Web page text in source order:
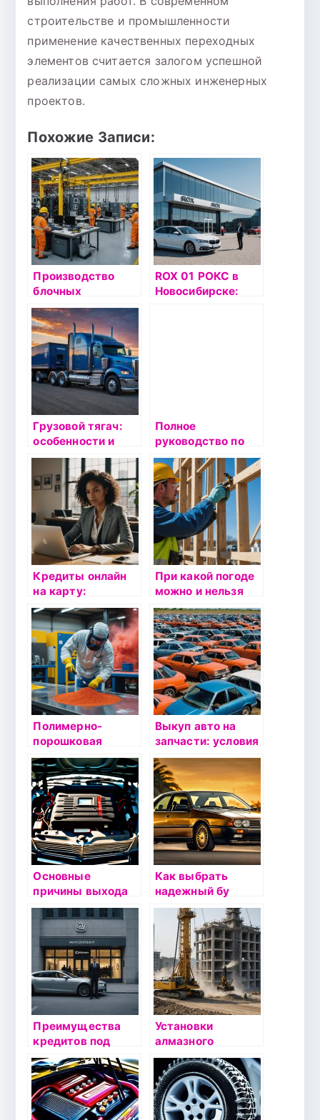
строительстве и промышленности
применение качественных переходных
элементов считается залогом успешной
реализации самых сложных инженерных
проектов.
Похожие Записи:
Производство
блочных
комплектных
трансформаторн
ых подстанций:
преимущества и
применение
ROX 01 РОКС в
Новосибирске:
Грузовой тягач:
особенности и
преимущества
Полное
руководство по
седану JAC J7:
характеристики,
преимущества и
советы по выбору
Кредиты онлайн
на карту:
Возможности и
преимущества
сервиса Credit24
При какой погоде
можно и нельзя
наносить
герметик?
Основные
рекомендации
Полимерно-
порошковая
окраска:
технологии,
преимущества и
особенности
процесса
Выкуп авто на
запчасти: условия
сдачи в скупку и
преимущества,
продажа по
выгодной
стоимости
Основные
причины выхода
аккумулятора из
строя и как их
избежать
Как выбрать
надежный бу
автомобиль:
основные
критерии и
проверки
Преимущества
кредитов под
залог автомобиля
на Avtodengi24
Установки
алмазного
бурения: что
нужно знать
перед покупкой?